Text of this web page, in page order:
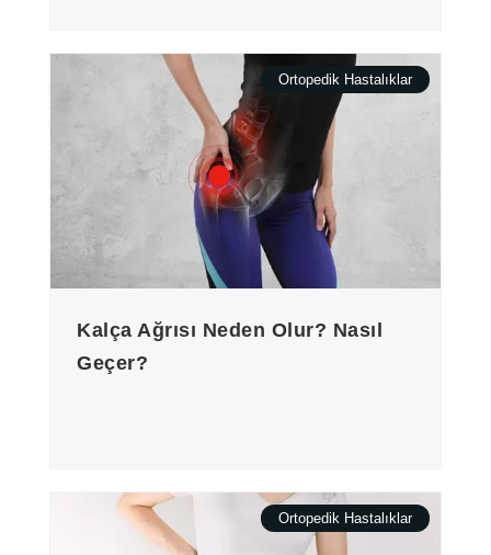
Ortopedik Hastalıklar
Kalça Ağrısı Neden Olur? Nasıl
Geçer?
Ortopedik Hastalıklar